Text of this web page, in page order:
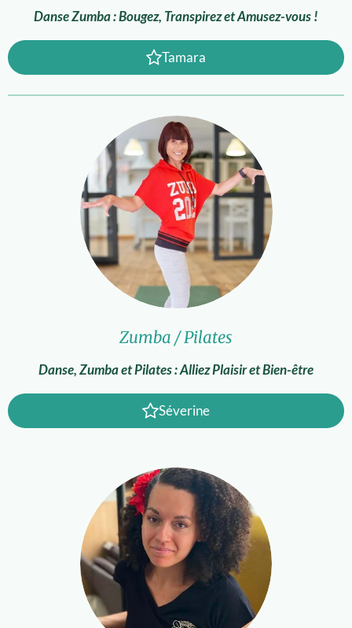
Danse Zumba : Bougez, Transpirez et Amusez-vous !
Tamara
Zumba / Pilates
Danse, Zumba et Pilates : Alliez Plaisir et Bien-être
Séverine